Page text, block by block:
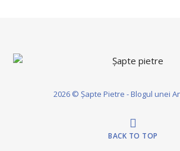
2026 © Șapte Pietre - Blogul unei
BACK TO TOP